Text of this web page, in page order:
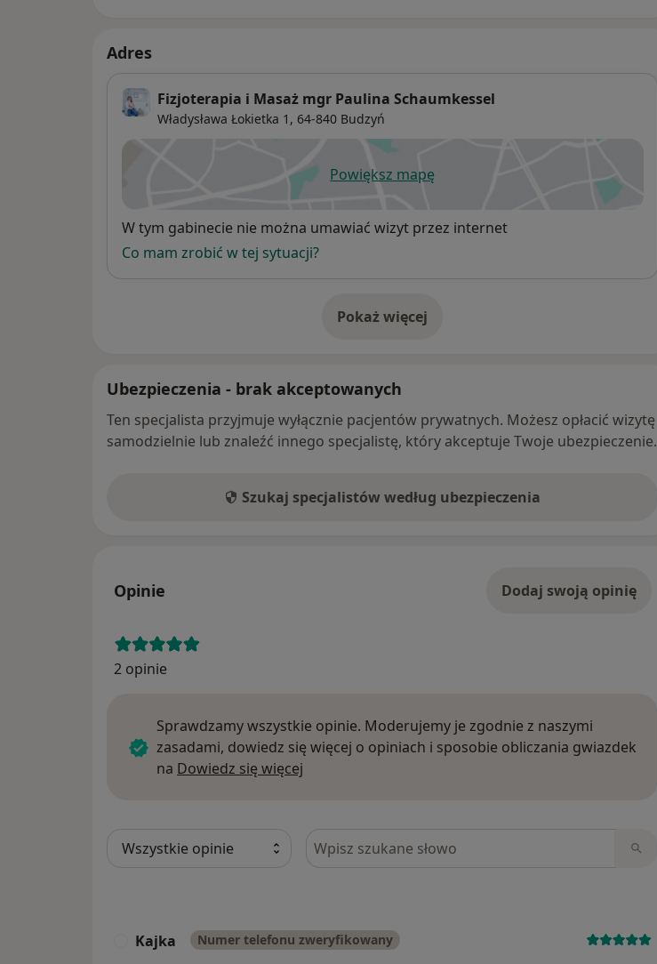
Adres
Fizjoterapia i Masaż mgr Paulina Schaumkessel
Władysława Łokietka 1, 64-840 Budzyń
Powiększ mapęotwiera się w nowej karcie
Dostępność
W tym gabinecie nie można umawiać wizyt przez internet
Co mam zrobić w tej sytuacji?
Pokaż więcej
o adresie
Ubezpieczenia - brak akceptowanych
Ten specjalista przyjmuje wyłącznie pacjentów prywatnych. Możesz opłacić wizytę
samodzielnie lub znaleźć innego specjalistę, który akceptuje Twoje ubezpieczenie.
Szukaj specjalistów według ubezpieczenia
Opinie Dodaj swoją opinię
2 opinie
Sprawdzamy wszystkie opinie. Moderujemy je zgodnie z naszymi
zasadami, dowiedz się więcej o opiniach i sposobie obliczania gwiazdek
na Dowiedz się więcej
Szukaj w opiniach
Kajka Numer telefonu zweryfikowany